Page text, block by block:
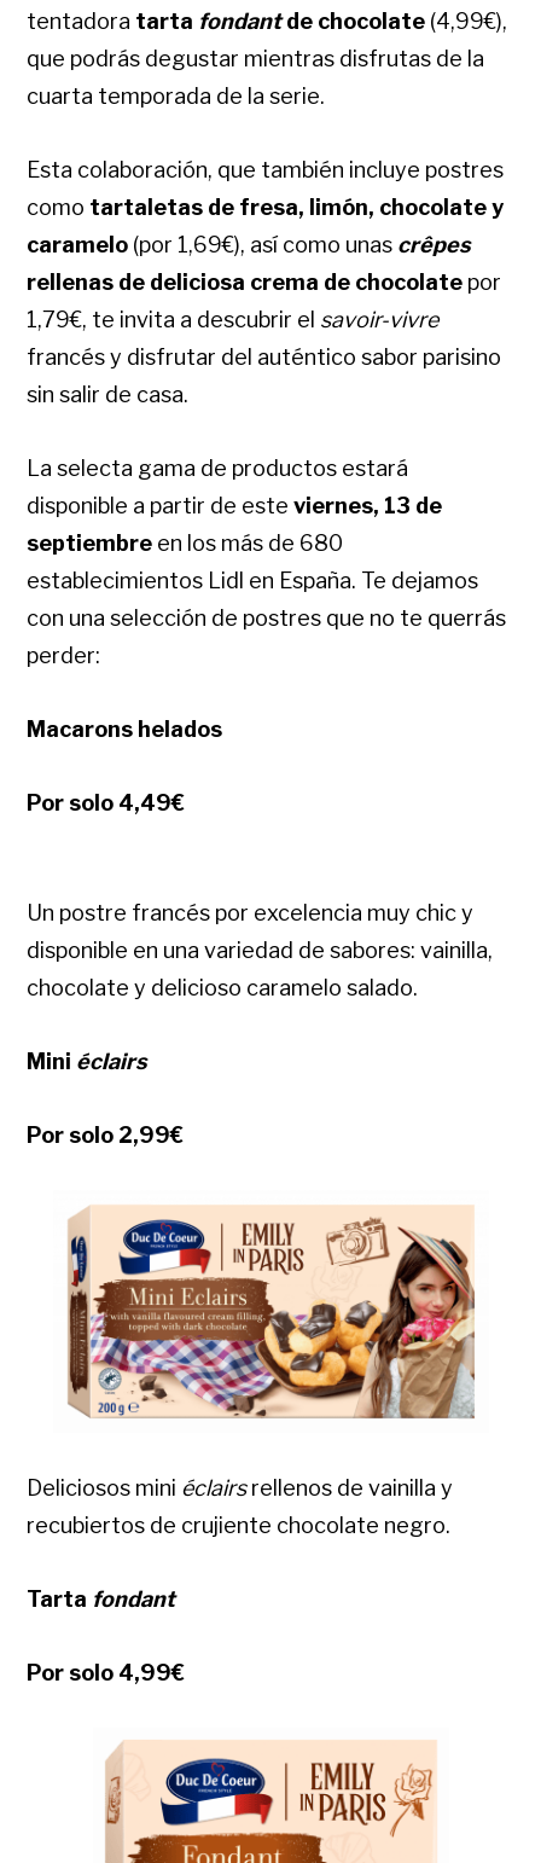
tentadora tarta fondantde chocolate (4,99€),
que podrás degustar mientras disfrutas de la
cuarta temporada de la serie.
Esta colaboración, que también incluye postres
como tartaletas de fresa, limón, chocolate y
caramelo (por 1,69€), así como unas crêpes
rellenas de deliciosa crema de chocolate por
1,79€, te invita a descubrir el savoir-vivre
francés y disfrutar del auténtico sabor parisino
sin salir de casa.
La selecta gama de productos estará
disponible a partir de esteviernes, 13 de
septiembre en los más de 680
establecimientos Lidl en España. Te dejamos
con una selección de postres que no te querrás
perder:
Macarons helados
Por solo 4,49€
Un postre francés por excelencia muy chic y
disponible en una variedad de sabores: vainilla,
chocolate y delicioso caramelo salado.
Mini éclairs
Por solo 2,99€
Deliciosos mini éclairsrellenos de vainilla y
recubiertos de crujiente chocolate negro.
Tarta fondant
Por solo 4,99€